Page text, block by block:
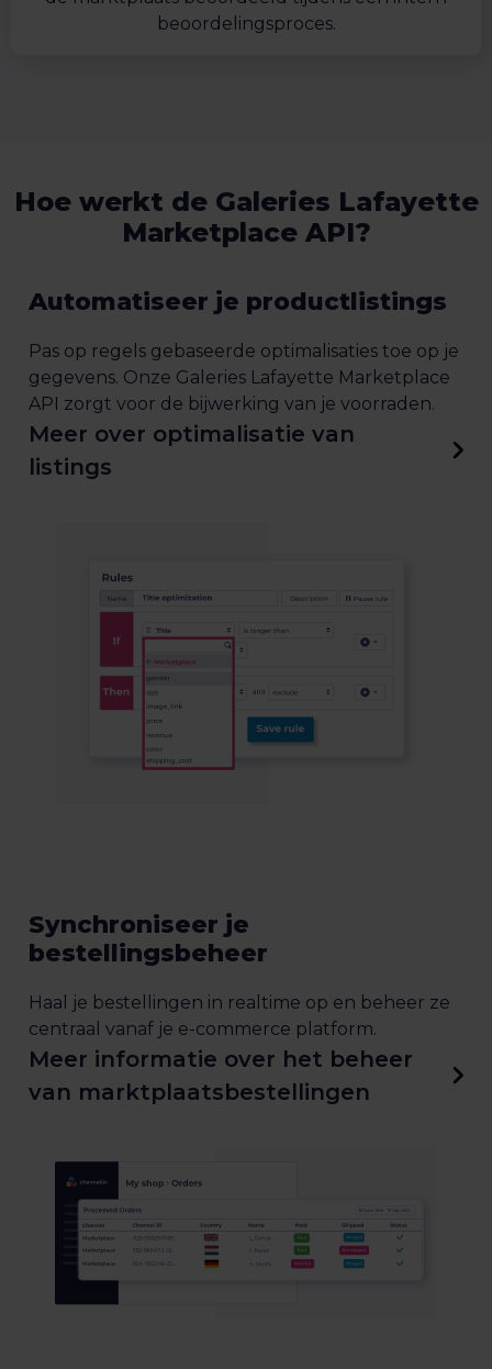
beoordelingsproces.
Hoe werkt de Galeries Lafayette
Marketplace API?
Automatiseer je productlistings
Pas op regels gebaseerde optimalisaties toe op je
gegevens. Onze Galeries Lafayette Marketplace
API zorgt voor de bijwerking van je voorraden.
Meer over optimalisatie van
listings
Synchroniseer je
bestellingsbeheer
Haal je bestellingen in realtime op en beheer ze
centraal vanaf je e-commerce platform.
Meer informatie over het beheer
van marktplaatsbestellingen